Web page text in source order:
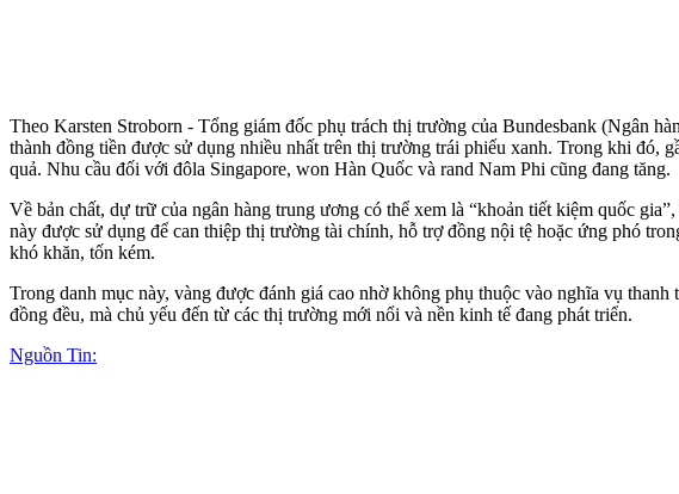
Theo Karsten Stroborn - Tổng giám đốc phụ trách thị trường của Bundesbank (Ngân
thành đồng tiền được sử dụng nhiều nhất trên thị trường trái phiếu xanh. Trong khi đó,
quả. Nhu cầu đối với đôla Singapore, won Hàn Quốc và rand Nam Phi cũng đang tăng.
Về bản chất, dự trữ của ngân hàng trung ương có thể xem là “khoản tiết kiệm quốc
này được sử dụng để can thiệp thị trường tài chính, hỗ trợ đồng nội tệ hoặc ứng phó
khó khăn, tốn kém.
Trong danh mục này, vàng được đánh giá cao nhờ không phụ thuộc vào nghĩa vụ
đồng đều, mà chủ yếu đến từ các thị trường mới nổi và nền kinh tế đang phát triển.
Nguồn Tin: